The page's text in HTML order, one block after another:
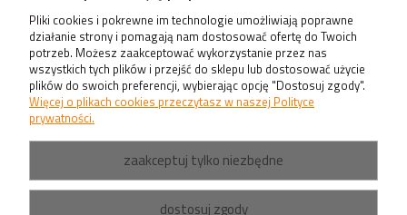
Pliki cookies i pokrewne im technologie umożliwiają poprawne
działanie strony i pomagają nam dostosować ofertę do Twoich
potrzeb. Możesz zaakceptować wykorzystanie przez nas
wszystkich tych plików i przejść do sklepu lub dostosować użycie
plików do swoich preferencji, wybierając opcję "Dostosuj zgody".
Więcej o plikach cookies przeczytasz w naszej Polityce
prywatności.
zaakceptuj tylko niezbędne
dostosuj zgody